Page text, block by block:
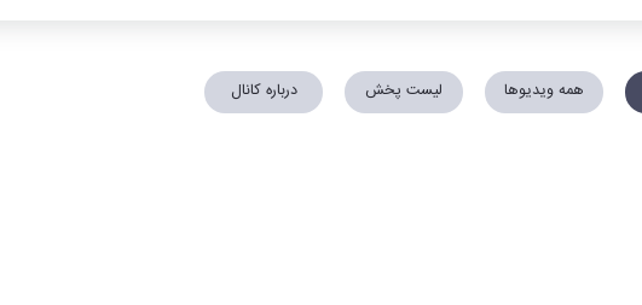
همه ویدیوها لیست پخش درباره کانال